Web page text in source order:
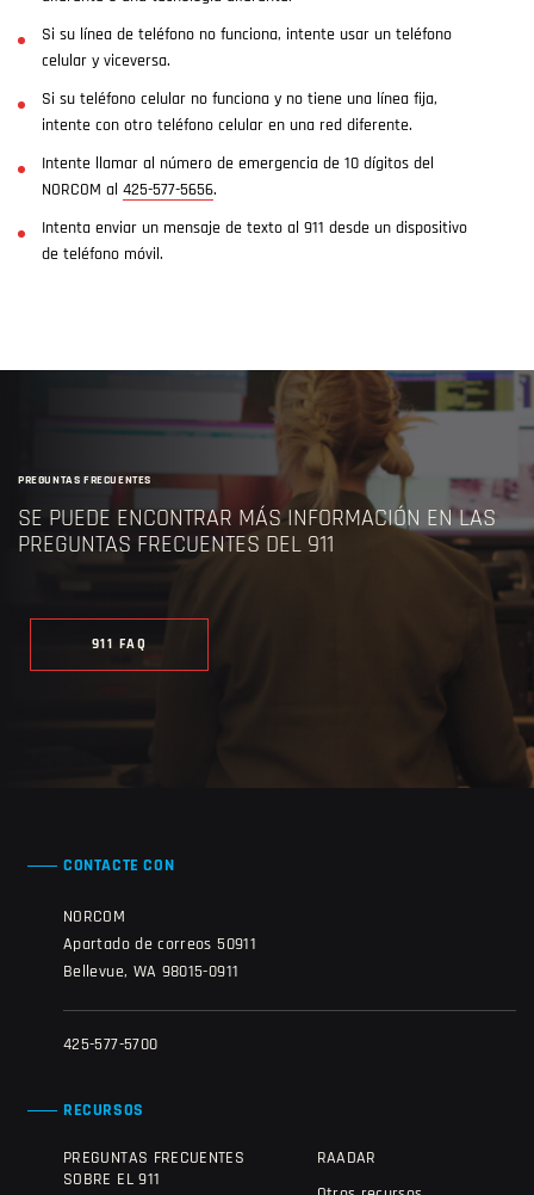
Si su línea de teléfono no funciona, intente usar un teléfono
celular y viceversa.
Si su teléfono celular no funciona y no tiene una línea fija,
intente con otro teléfono celular en una red diferente.
Intente llamar al número de emergencia de 10 dígitos del
NORCOM al 425-577-5656.
Intenta enviar un mensaje de texto al 911 desde un dispositivo
de teléfono móvil.
PREGUNTAS FRECUENTES
SE PUEDE ENCONTRAR MÁS INFORMACIÓN EN LAS
PREGUNTAS FRECUENTES DEL 911
911 FAQ
CONTACTE CON
NORCOM
Apartado de correos 50911
Bellevue, WA 98015-0911
425-577-5700
RECURSOS
PREGUNTAS FRECUENTES
SOBRE EL 911
RAADAR